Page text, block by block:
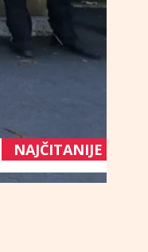
NAJČITANIJE